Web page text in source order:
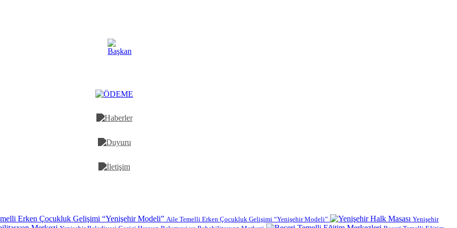
Aile Temelli Erken Çocukluk Gelişimi “Yenişehir Modeli”
Yenişehir